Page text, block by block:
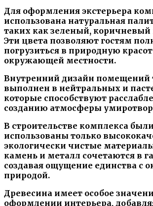
Для оформления экстерьера
использована натуральная
таких как зеленый,
Эти цвета позволяют гостям
погрузиться в природную
окружающей местности.
Внутренний дизайн помещений
выполнен в нейтральных и
которые способствуют
созданию атмосферы
В строительстве комплекса были
использованы только
экологически чистые
камень и металл сочетаются в
создавая ощущение единства с
природой.
Древесина имеет особое
оформлении интерьера,